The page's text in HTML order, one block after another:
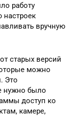
работу
настроек
вручную
старых версий
можно
Это
нужно было
доступ ко
камере,